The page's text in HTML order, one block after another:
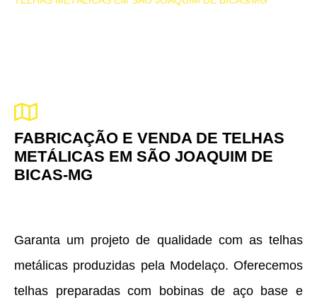
FABRICAÇÃO E VENDA DE TELHAS
METÁLICAS EM SÃO JOAQUIM DE
BICAS-MG
Garanta um projeto de qualidade com as telhas
metálicas produzidas pela Modelaço. Oferecemos
telhas preparadas com bobinas de aço base e